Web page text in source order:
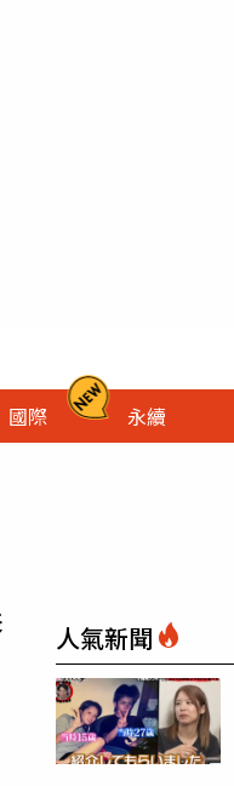
國際 永續
人氣新聞